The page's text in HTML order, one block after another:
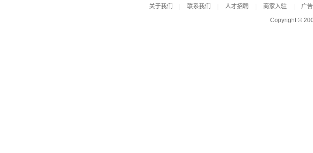
关于我们
联系我们 人才招聘 商家入驻 广
Copyright ©